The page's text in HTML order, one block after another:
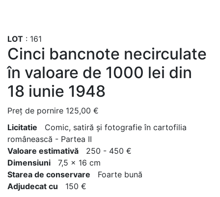
LOT : 161
Cinci bancnote necirculate
în valoare de 1000 lei din
18 iunie 1948
Preţ de pornire 125,00 €
Licitatie
Comic, satiră și fotografie în cartofilia
românească - Partea II
Valoare estimativă
250 - 450 €
Dimensiuni
7,5 x 16 cm
Starea de conservare
Foarte bună
Adjudecat cu
150 €